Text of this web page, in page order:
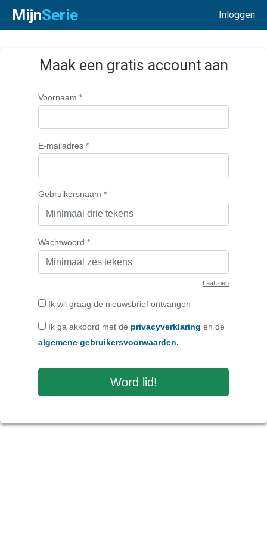
MijnSerie Inloggen
Maak een gratis account aan
Voornaam *
E-mailadres *
Gebruikersnaam *
Wachtwoord *
Laat zien
Ik wil graag de nieuwsbrief ontvangen
Ik ga akkoord met de privacyverklaring en de
algemene gebruikersvoorwaarden.
Word lid!